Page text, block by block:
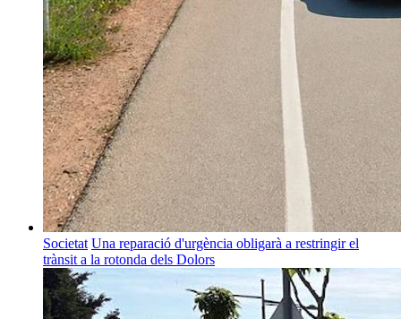
Societat Una reparació d'urgència obligarà a restringir el
trànsit a la rotonda dels Dolors